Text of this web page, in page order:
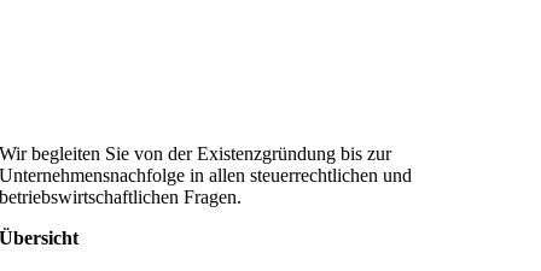
Wir begleiten Sie von der Existenzgründung bis zur
Unternehmensnachfolge in allen steuerrechtlichen und
betriebswirtschaftlichen Fragen.
Übersicht